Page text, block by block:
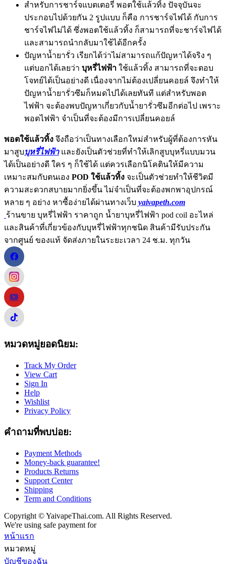
สำหรับการชาร์จแบตเตอรี่ พอตใช้แล้วทิ้ง ปัจจุบันจะ
ประกอบไปด้วยกัน 2 รูปแบบ ก็คือ การชาร์จไฟได้ กับการ
ชาร์จไฟไม่ได้ ซึ่งพอตใช้แล้วทิ้ง ก็สามารถที่จะชาร์จไฟได้
และสามารถนำกลับมาใช้ได้อีกครั้ง
ปัญหาน้ำยารั่ว เรียกได้ว่าไม่สามารถแก้ปัญหาได้จริง ๆ
แต่บอกได้เลยว่า บุหรี่ไฟฟ้า ใช้แล้วทิ้ง สามารถที่จะตอบ
โจทย์ได้เป็นอย่างดี เนื่องจากไม่ต้องเปลี่ยนคอยล์ จึงทำให้
ปัญหาน้ำยารั่วซึมก็หมดไปได้เลยทันที แต่สำหรับพอต
ไฟฟ้า จะต้องพบปัญหาเกี่ยวกับน้ำยารั่วซึมอีกต่อไป เพราะ
พอตไฟฟ้า จำเป็นที่จะต้องมีการเปลี่ยนคอยล์
พอตใช้แล้วทิ้ง จึงถือว่าเป็นทางเลือกใหม่สำหรับผู้ที่ต้องการหัน
มาสูบบุหรี่ไฟฟ้าและยังเป็นตัวช่วยที่ทำให้เลิกสูบบุหรี่แบบมวน
ได้เป็นอย่างดี ใคร ๆ ก็ใช้ได้ แต่ควรเลือกนิโคตินให้มีความ
เหมาะสมกับตนเอง POD ใช้แล้วทิ้ง จะเป็นตัวช่วยทำให้ชีวิตมี
ความสะดวกสบายมากยิ่งขึ้น ไม่จำเป็นที่จะต้องพกพาอุปกรณ์
หลาย ๆ อย่าง หาซื้อง่ายได้ผ่านทางเว็บ yaivapeth.com
ร้านขาย บุหรี่ไฟฟ้า ราคาถูก น้ำยาบุหรี่ไฟฟ้า pod coil อะไหล่
และสินค้าที่เกี่ยวข้องกับบุหรี่ไฟฟ้าทุกชนิด สินค้ามีรับประกัน
จากศูนย์ ของแท้ จัดส่งภายในระยะเวลา 24 ช.ม. ทุกวัน
หมวดหมู่ยอดนิยม:
Track My Order
View Cart
Sign In
Help
Wishlist
Privacy Policy
คำถามที่พบบ่อย:
Payment Methods
Money-back guarantee!
Products Returns
Support Center
Shipping
Term and Conditions
Copyright © YaivapeThai.com. All Rights Reserved.
We're using safe payment for
หน้าแรก
หมวดหมู่
บัญชีของฉัน